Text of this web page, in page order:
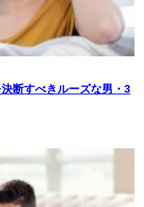
断すべきルーズな男・3